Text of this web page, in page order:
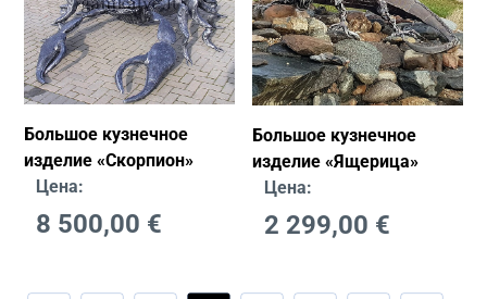
Большое кузнечное
изделие «Скорпион»
Цена:
8 500,00 €
Большое кузнечное
изделие «Ящерица»
Цена:
2 299,00 €